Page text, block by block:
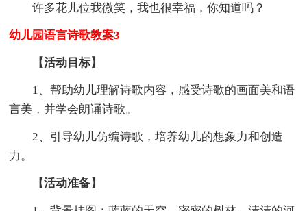
许多花儿位我微笑，我也很幸福，你知道吗？
幼儿园语言诗歌教案3
【活动目标】
1、帮助幼儿理解诗歌内容，感受诗歌的画面美和语
言美，并学会朗诵诗歌。
2、引导幼儿仿编诗歌，培养幼儿的想象力和创造
力。
【活动准备】